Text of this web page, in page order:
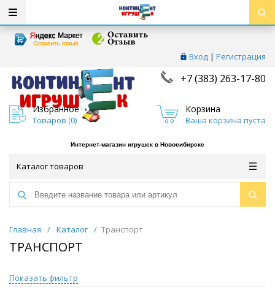
Вход | Регистрация
+7 (383) 263-17-80
Избранное
Товаров (0)
Корзина
Ваша корзина пуста
Интернет-магазин игрушек в Новосибирске
Каталог товаров
Главная / Каталог / Транспорт
ТРАНСПОРТ
Показать фильтр